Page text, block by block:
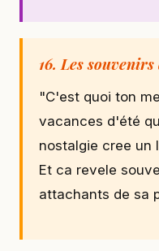
16. Les
"C'est quoi ton
vacances d'été
nostalgie cree un
Et ca revele
attachants de sa